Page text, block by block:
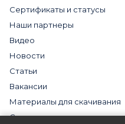
Сертификаты и статусы
Наши партнеры
Видео
Новости
Статьи
Вакансии
Материалы для скачивания
Cогласие на